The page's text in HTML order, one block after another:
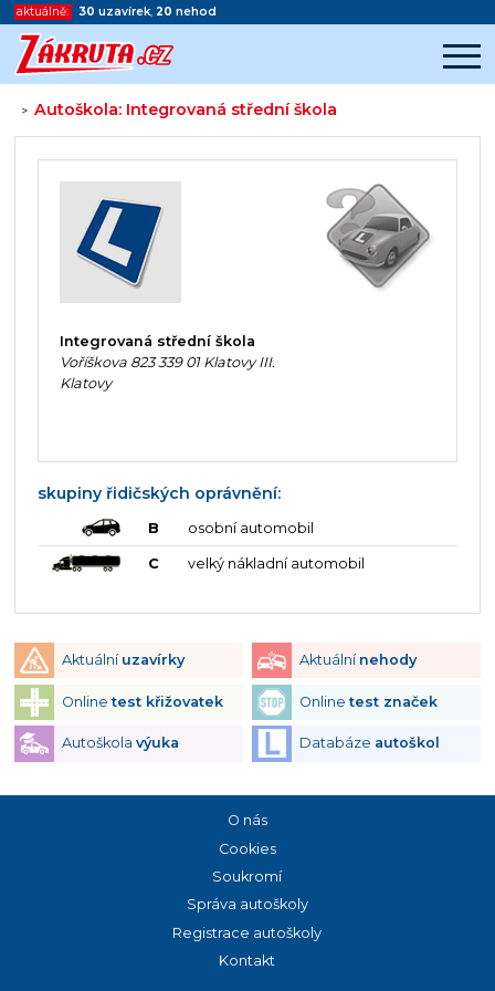
aktuálně: 30 uzavírek, 20 nehod
>Autoškola: Integrovaná střední škola
Začátek reklamy
Konec reklamy
Integrovaná střední škola
Voříškova 823 339 01 Klatovy III.
Klatovy
skupiny řidičských oprávnění:
B osobní automobil
C velký nákladní automobil
Aktuální uzavírky Aktuální nehody
Onlinetest křižovatek Onlinetest značek
Autoškola výuka Databáze autoškol
O nás
Cookies
Soukromí
Správa autoškoly
Registrace autoškoly
Kontakt